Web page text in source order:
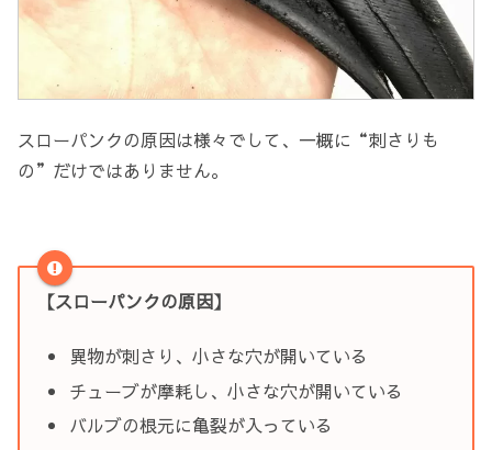
スローパンクの原因は様々でして、一概に“刺さりも
の”だけではありません。
【スローパンクの原因】
異物が刺さり、小さな穴が開いている
チューブが摩耗し、小さな穴が開いている
バルブの根元に亀裂が入っている